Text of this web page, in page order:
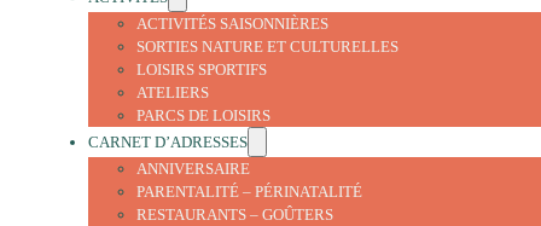
ACTIVITÉS SAISONNIÈRES
SORTIES NATURE ET CULTURELLES
LOISIRS SPORTIFS
ATELIERS
PARCS DE LOISIRS
CARNET D’ADRESSES
ANNIVERSAIRE
PARENTALITÉ – PÉRINATALITÉ
RESTAURANTS – GOÛTERS